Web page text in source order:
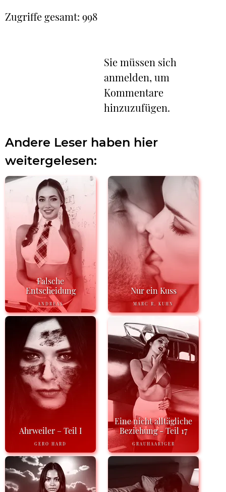
Zugriffe gesamt: 998
Sie müssen sich
anmelden, um
Kommentare
hinzuzufügen.
Andere Leser haben hier
weitergelesen:
Falsche
Entscheidung
ANDREAS
Nur ein Kuss
MARC R. KUHN
Ahrweiler – Teil I
GERO HARD
Eine nicht alltägliche
Beziehung - Teil 17
GRAUHAARIGER